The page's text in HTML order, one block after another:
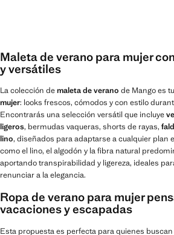
Maleta de verano para mujer
y versátiles
La colección demaleta de verano de Mango es
mujer: looks frescos, cómodos y con estilo
Encontrarás una selección versátil que incluye
ligeros, bermudas vaqueras, shorts de rayas,
lino, diseñados para adaptarse a cualquier plan
como el lino, el algodón y la fibra natural
aportando transpirabilidad y ligereza, ideales
renunciar a la elegancia.
Ropa de verano para mujer
vacaciones y escapadas
Esta propuesta es perfecta para quienes